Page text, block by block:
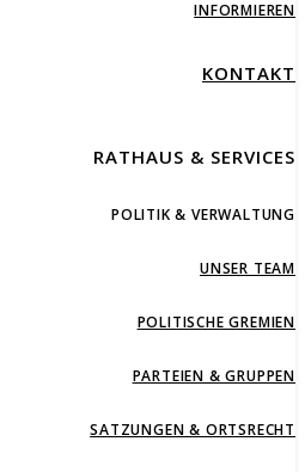
INFORMIEREN
KONTAKT
RATHAUS & SERVICES
POLITIK & VERWALTUNG
UNSER TEAM
POLITISCHE GREMIEN
PARTEIEN & GRUPPEN
SATZUNGEN & ORTSRECHT